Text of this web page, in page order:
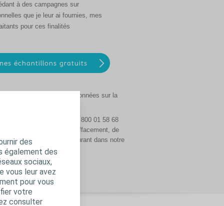
des
également des
sociaux,
vous leur avez
pour vous
votre
consulter
à des campagnes sur
que je leur ai fournies, mes
pour ces finalités
collectent et traitent vos données sur la
ou en nous appelant au 0 800 01 58 68
de rectification, d’effacement, de
pour les échantillons figurant dans notre